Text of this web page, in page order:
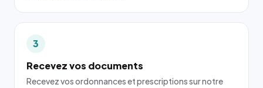
3
Recevez vos documents
Recevez vos ordonnances et prescriptions sur notre